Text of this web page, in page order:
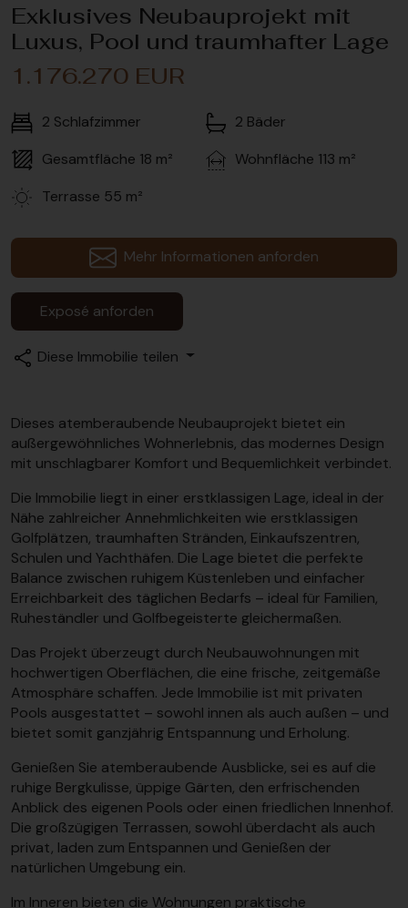
Exklusives Neubauprojekt mit
Luxus, Pool und traumhafter Lage
1.176.270 EUR
2 Schlafzimmer 2 Bäder
Gesamtfläche 18 m² Wohnfläche 113 m²
Terrasse 55 m²
Mehr Informationen anforden
Exposé anforden
Diese Immobilie teilen
Dieses atemberaubende Neubauprojekt bietet ein
außergewöhnliches Wohnerlebnis, das modernes Design
mit unschlagbarer Komfort und Bequemlichkeit verbindet.
Die Immobilie liegt in einer erstklassigen Lage, ideal in der
Nähe zahlreicher Annehmlichkeiten wie erstklassigen
Golfplätzen, traumhaften Stränden, Einkaufszentren,
Schulen und Yachthäfen. Die Lage bietet die perfekte
Balance zwischen ruhigem Küstenleben und einfacher
Erreichbarkeit des täglichen Bedarfs – ideal für Familien,
Ruheständler und Golfbegeisterte gleichermaßen.
Das Projekt überzeugt durch Neubauwohnungen mit
hochwertigen Oberflächen, die eine frische, zeitgemäße
Atmosphäre schaffen. Jede Immobilie ist mit privaten
Pools ausgestattet – sowohl innen als auch außen – und
bietet somit ganzjährig Entspannung und Erholung.
Genießen Sie atemberaubende Ausblicke, sei es auf die
ruhige Bergkulisse, üppige Gärten, den erfrischenden
Anblick des eigenen Pools oder einen friedlichen Innenhof.
Die großzügigen Terrassen, sowohl überdacht als auch
privat, laden zum Entspannen und Genießen der
natürlichen Umgebung ein.
Im Inneren bieten die Wohnungen praktische